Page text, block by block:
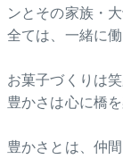
ンとその家族・
全ては、一緒に
お菓子づくりは
豊かさは心に橋
豊かさとは、仲